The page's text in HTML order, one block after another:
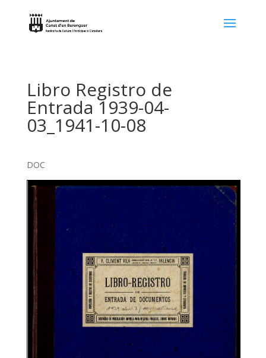
Libro Registro de
Entrada 1939-04-
03_1941-10-08
DOC